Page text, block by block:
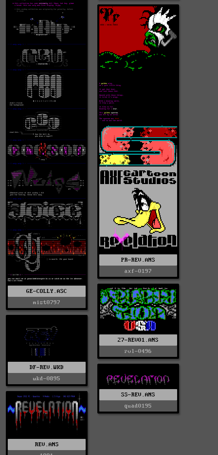
GE-COLLY.ASC
mist0797
PR-REV.ANS
axf-0197
27-REV01.ANS
rvl-0496
DF-REV.WKD
wkd-0895
SS-REV.ANS
quad0195
REV.ANS